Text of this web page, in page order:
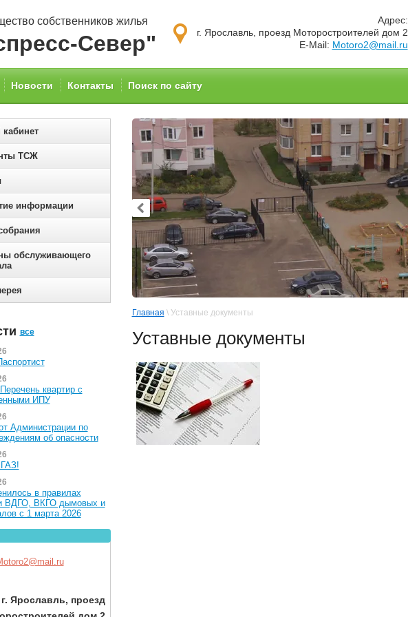
собственников жилья
Север"
Адрес:
г. Ярославль, проезд Моторостроителей дом 2
E-Mail: Motoro2@mail.ru
Новости Контакты Поиск по сайту
ТСЖ
информации
обслуживающего
все
квартир с
ИПУ
Администрации по
об опасности
в правилах
ВДГО, ВКГО дымовых и
с 1 марта 2026
г. Ярославль, проезд
Главная \ Уставные документы
Уставные документы